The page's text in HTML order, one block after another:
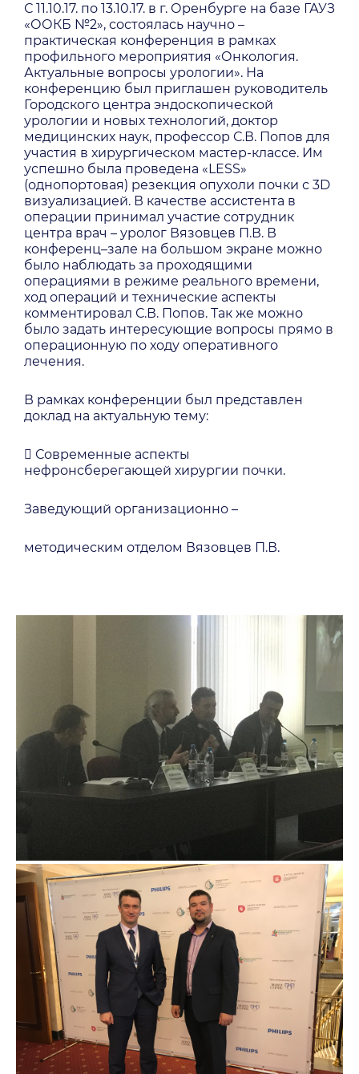
С 11.10.17. по 13.10.17. в г. Оренбурге на базе ГАУЗ
«ООКБ №2», состоялась научно –
практическая конференция в рамках
профильного мероприятия «Онкология.
Актуальные вопросы урологии». На
конференцию был приглашен руководитель
Городского центра эндоскопической
урологии и новых технологий, доктор
медицинских наук, профессор С.В. Попов для
участия в хирургическом мастер-классе. Им
успешно была проведена «LESS»
(однопортовая) резекция опухоли почки с 3D
визуализацией. В качестве ассистента в
операции принимал участие сотрудник
центра врач – уролог Вязовцев П.В. В
конференц–зале на большом экране можно
было наблюдать за проходящими
операциями в режиме реального времени,
ход операций и технические аспекты
комментировал С.В. Попов. Так же можно
было задать интересующие вопросы прямо в
операционную по ходу оперативного
лечения.
В рамках конференции был представлен
доклад на актуальную тему:
​ Современные аспекты
нефронсберегающей хирургии почки.
Заведующий организационно –
методическим отделом Вязовцев П.В.